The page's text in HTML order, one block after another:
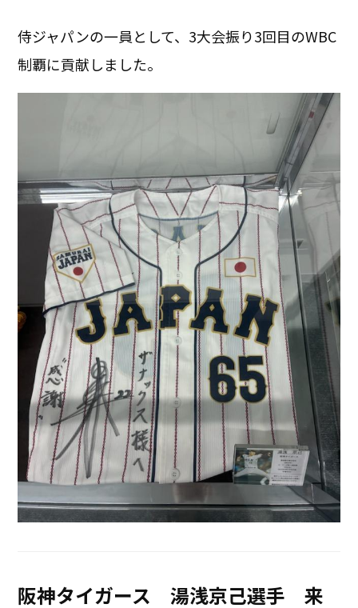
侍ジャパンの一員として、3大会振り3回目のWBC
制覇に貢献しました。
阪神タイガース 湯浅京己選手 来